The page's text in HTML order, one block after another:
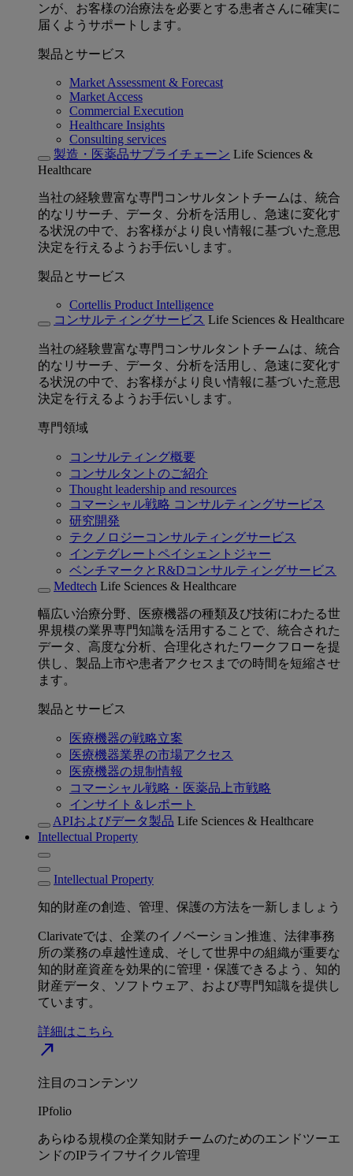
ンが、お客様の治療法を必要とする患者さんに確実に
届くようサポートします。
製品とサービス
Market Assessment & Forecast
Market Access
Commercial Execution
Healthcare Insights
Consulting services
製造・医薬品サプライチェーン Life Sciences &
Healthcare
当社の経験豊富な専門コンサルタントチームは、統合
的なリサーチ、データ、分析を活用し、急速に変化す
る状況の中で、お客様がより良い情報に基づいた意思
決定を行えるようお手伝いします。
製品とサービス
Cortellis Product Intelligence
コンサルティングサービス Life Sciences & Healthcare
当社の経験豊富な専門コンサルタントチームは、統合
的なリサーチ、データ、分析を活用し、急速に変化す
る状況の中で、お客様がより良い情報に基づいた意思
決定を行えるようお手伝いします。
専門領域
コンサルティング概要
コンサルタントのご紹介
Thought leadership and resources
コマーシャル戦略 コンサルティングサービス
研究開発
テクノロジーコンサルティングサービス
インテグレートペイシェントジャー
ベンチマークとR&Dコンサルティングサービス
Medtech Life Sciences & Healthcare
幅広い治療分野、医療機器の種類及び技術にわたる世
界規模の業界専門知識を活用することで、統合された
データ、高度な分析、合理化されたワークフローを提
供し、製品上市や患者アクセスまでの時間を短縮させ
ます。
製品とサービス
医療機器の戦略立案
医療機器業界の市場アクセス
医療機器の規制情報
コマーシャル戦略・医薬品上市戦略
インサイト＆レポート
APIおよびデータ製品 Life Sciences & Healthcare
Intellectual Property
Intellectual Property
知的財産の創造、管理、保護の方法を一新しましょう
Clarivateでは、企業のイノベーション推進、法律事務
所の業務の卓越性達成、そして世界中の組織が重要な
知的財産資産を効果的に管理・保護できるよう、知的
財産データ、ソフトウェア、および専門知識を提供し
ています。
詳細はこちら
north_east
注目のコンテンツ
IPfolio
あらゆる規模の企業知財チームのためのエンドツーエ
ンドのIPライフサイクル管理